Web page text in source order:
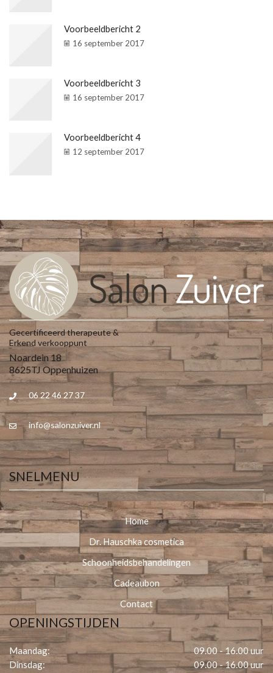
Voorbeeldbericht 2
16 september 2017
Voorbeeldbericht 3
16 september 2017
Voorbeeldbericht 4
12 september 2017
Gecertificeerd therapeute &
Erkend verkooppunt
Noardein 18
8625TJ Oppenhuizen
06 22 46 27 37
info@salonzuiver.nl
SNELMENU
Home
Dr. Hauschka cosmetica
Schoonheidsbehandelingen
Cadeaubon
Contact
OPENINGSTIJDEN
Maandag:
Dinsdag:
09.00 - 16.00 uur
09.00 - 16.00 uur